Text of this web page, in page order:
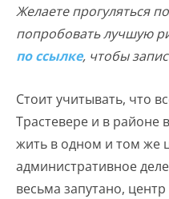
Желаете прогуляться
попробовать лучшую
по ссылке, чтобы
Стоит учитывать, что
Трастевере и в районе
жить в одном и том же
административное
весьма запутано,